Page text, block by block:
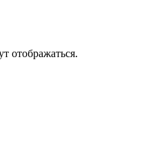
отображаться.